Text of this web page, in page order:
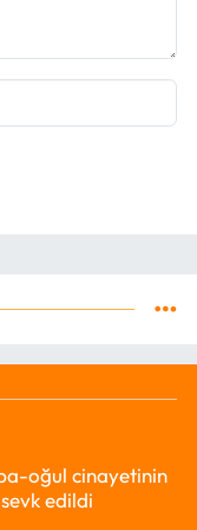
oğul cinayetinin
edildi